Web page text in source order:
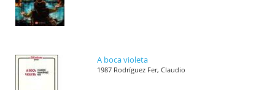
A boca violeta
1987 Rodríguez Fer, Claudio